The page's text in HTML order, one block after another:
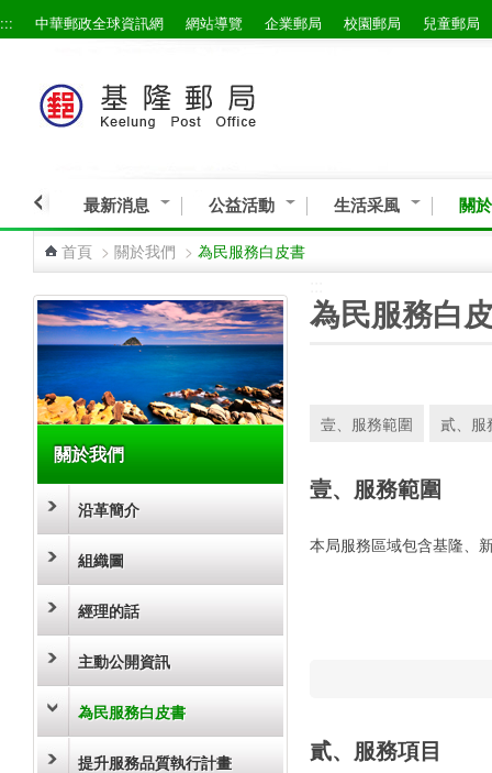
跳到主要內容區塊
::: 中華郵政全球資訊網 網站導覽 企業郵局 校園郵局 兒童郵局
最新消息 公益活動 生活采風 關
首頁 > 關於我們 > 為民服務白皮書
關於我們
沿革簡介
組織圖
經理的話
主動公開資訊
為民服務白皮書
提升服務品質執行計畫
為民服務白
壹、服務範圍 貳、服
壹、服務範圍
本局服務區域包含基隆、
貳、服務項目